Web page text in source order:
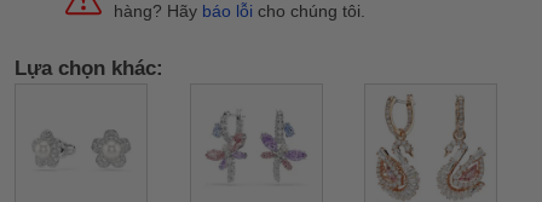
hàng? Hãy báo lỗi cho chúng tôi.
Lựa chọn khác: